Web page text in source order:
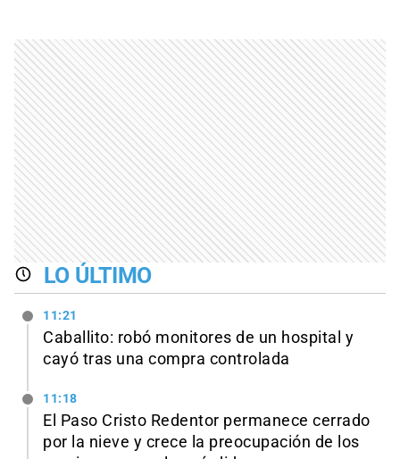
LO ÚLTIMO
11:21
Caballito: robó monitores de un hospital y
cayó tras una compra controlada
11:18
El Paso Cristo Redentor permanece cerrado
por la nieve y crece la preocupación de los